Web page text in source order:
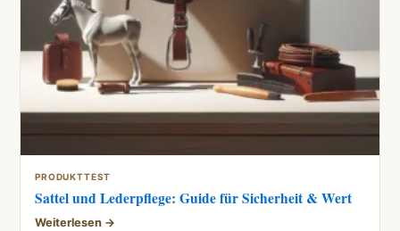
PRODUKTTEST
Sattel und Lederpflege: Guide für Sicherheit & Wert
Weiterlesen →